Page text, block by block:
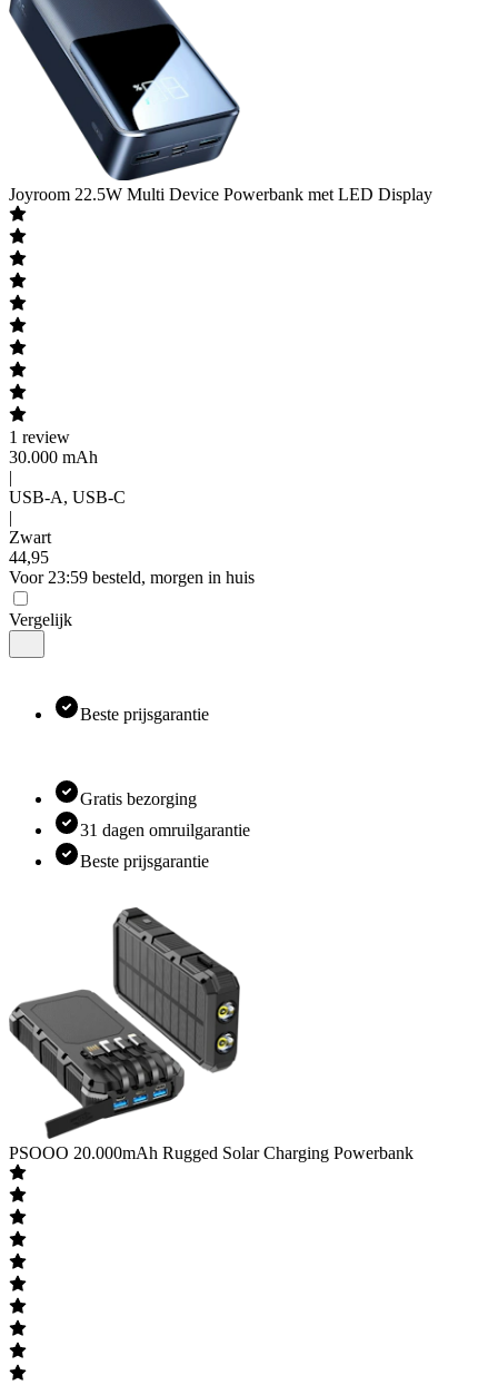
Joyroom 22.5W Multi Device Powerbank met LED Display
1 review
30.000 mAh
|
USB-A, USB-C
|
Zwart
44,95
Voor 23:59 besteld, morgen in huis
Vergelijk
Beste prijsgarantie
Gratis bezorging
31 dagen omruilgarantie
Beste prijsgarantie
PSOOO 20.000mAh Rugged Solar Charging Powerbank